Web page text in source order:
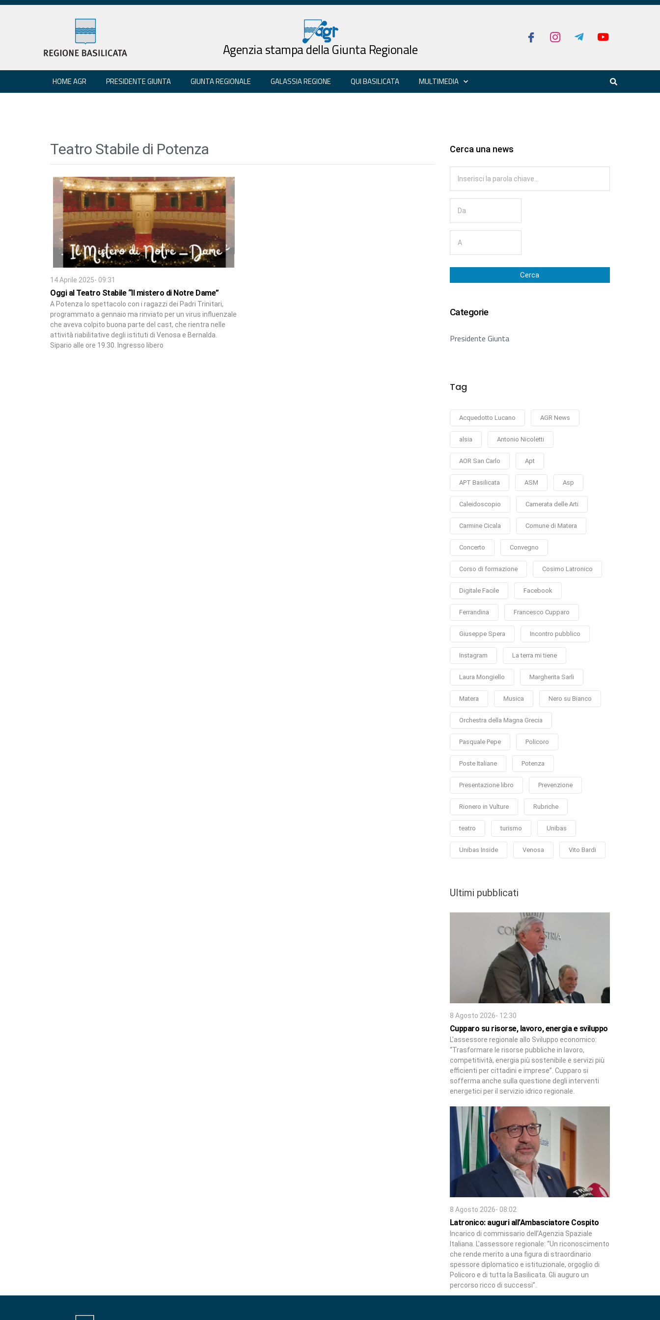
Agenzia stampa della Giunta Regionale
HOME AGR PRESIDENTE GIUNTA GIUNTA REGIONALE GALASSIA REGIONE QUI BASILICATA MULTIMEDIA
Teatro Stabile di Potenza
14 Aprile 2025- 09:31
Oggi al Teatro Stabile “Il mistero di Notre Dame”
A Potenza lo spettacolo con i ragazzi dei Padri Trinitari,
programmato a gennaio ma rinviato per un virus influenzale
che aveva colpito buona parte del cast, che rientra nelle
attività riabilitative degli istituti di Venosa e Bernalda.
Sipario alle ore 19.30. Ingresso libero
Cerca una news
Cerca
Categorie
Presidente Giunta
Tag
Acquedotto Lucano AGR News
alsia Antonio Nicoletti
AOR San Carlo Apt
APT Basilicata ASM Asp
Caleidoscopio Camerata delle Arti
Carmine Cicala Comune di Matera
Concerto Convegno
Corso di formazione Cosimo Latronico
Digitale Facile Facebook
Ferrandina Francesco Cupparo
Giuseppe Spera Incontro pubblico
Instagram La terra mi tiene
Laura Mongiello Margherita Sarli
Matera Musica Nero su Bianco
Orchestra della Magna Grecia
Pasquale Pepe Policoro
Poste Italiane Potenza
Presentazione libro Prevenzione
Rionero in Vulture Rubriche
teatro turismo Unibas
Unibas Inside Venosa Vito Bardi
Ultimi pubblicati
8 Agosto 2026- 12:30
Cupparo su risorse, lavoro, energia e sviluppo
L’assessore regionale allo Sviluppo economico:
“Trasformare le risorse pubbliche in lavoro,
competitività, energia più sostenibile e servizi più
efficienti per cittadini e imprese”. Cupparo si
sofferma anche sulla questione degli interventi
energetici per il servizio idrico regionale.
8 Agosto 2026- 08:02
Latronico: auguri all’Ambasciatore Cospito
Incarico di commissario dell’Agenzia Spaziale
Italiana. L’assessore regionale: “Un riconoscimento
che rende merito a una figura di straordinario
spessore diplomatico e istituzionale, orgoglio di
Policoro e di tutta la Basilicata. Gli auguro un
percorso ricco di successi”.